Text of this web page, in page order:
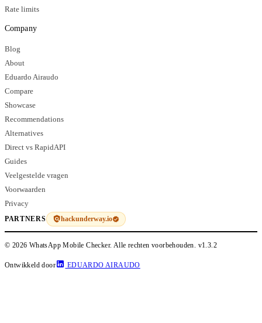
Rate limits
Company
Blog
About
Eduardo Airaudo
Compare
Showcase
Recommendations
Alternatives
Direct vs RapidAPI
Guides
Veelgestelde vragen
Voorwaarden
Privacy
PARTNERS hackunderway.io
© 2026 WhatsApp Mobile Checker. Alle rechten voorbehouden. v1.3.2
Ontwikkeld door EDUARDO AIRAUDO